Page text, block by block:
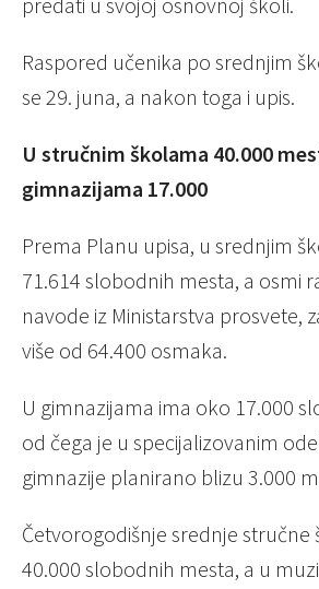
Raspored učenika po srednjim
se 29. juna, a nakon toga i upis.
U stručnim školama 40.000
gimnazijama 17.000
Prema Planu upisa, u srednjim
71.614 slobodnih mesta, a osmi
navode iz Ministarstva prosvete,
više od 64.400 osmaka.
U gimnazijama ima oko 17.000
od čega je u specijalizovanim
gimnazije planirano blizu 3.000
Četvorogodišnje srednje stručne
40.000 slobodnih mesta, a u